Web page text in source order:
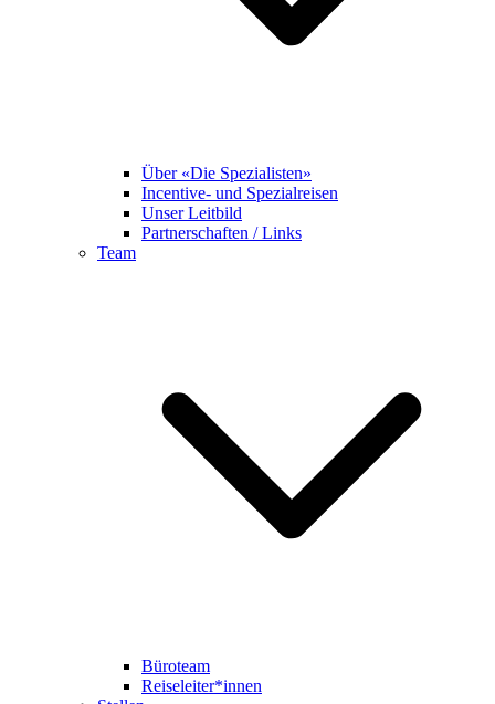
Über «Die Spezialisten»
Incentive- und Spezialreisen
Unser Leitbild
Partnerschaften / Links
Team
Büroteam
Reiseleiter*innen